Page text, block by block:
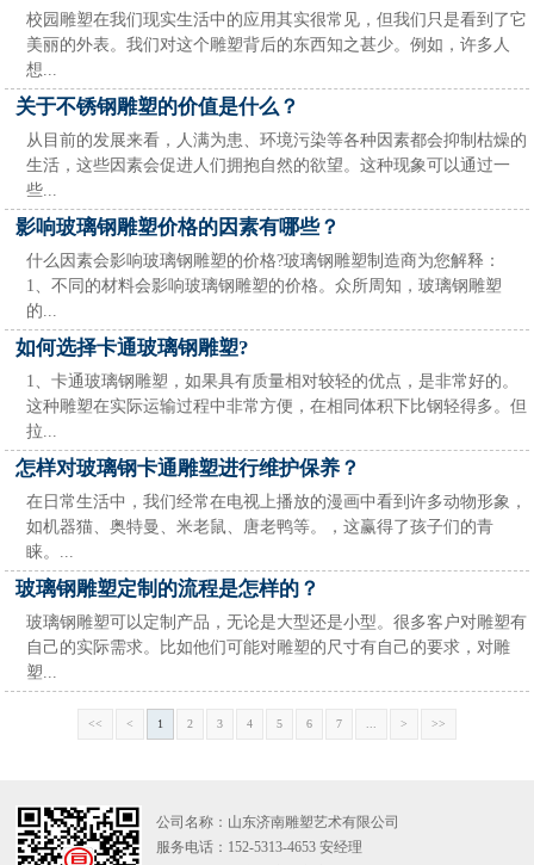
校园雕塑在我们现实生活中的应用其实很常见，但我们只是看到了它
美丽的外表。我们对这个雕塑背后的东西知之甚少。例如，许多人
想...
关于不锈钢雕塑的价值是什么？
从目前的发展来看，人满为患、环境污染等各种因素都会抑制枯燥的
生活，这些因素会促进人们拥抱自然的欲望。这种现象可以通过一
些...
影响玻璃钢雕塑价格的因素有哪些？
什么因素会影响玻璃钢雕塑的价格?玻璃钢雕塑制造商为您解释：
1、不同的材料会影响玻璃钢雕塑的价格。众所周知，玻璃钢雕塑
的...
如何选择卡通玻璃钢雕塑?
1、卡通玻璃钢雕塑，如果具有质量相对较轻的优点，是非常好的。
这种雕塑在实际运输过程中非常方便，在相同体积下比钢轻得多。但
拉...
怎样对玻璃钢卡通雕塑进行维护保养？
在日常生活中，我们经常在电视上播放的漫画中看到许多动物形象，
如机器猫、奥特曼、米老鼠、唐老鸭等。，这赢得了孩子们的青
睐。...
玻璃钢雕塑定制的流程是怎样的？
玻璃钢雕塑可以定制产品，无论是大型还是小型。很多客户对雕塑有
自己的实际需求。比如他们可能对雕塑的尺寸有自己的要求，对雕
塑...
<< < 1 2 3 4 5 6 7 > >>
公司名称：山东济南雕塑艺术有限公司
服务电话：152-5313-4653 安经理